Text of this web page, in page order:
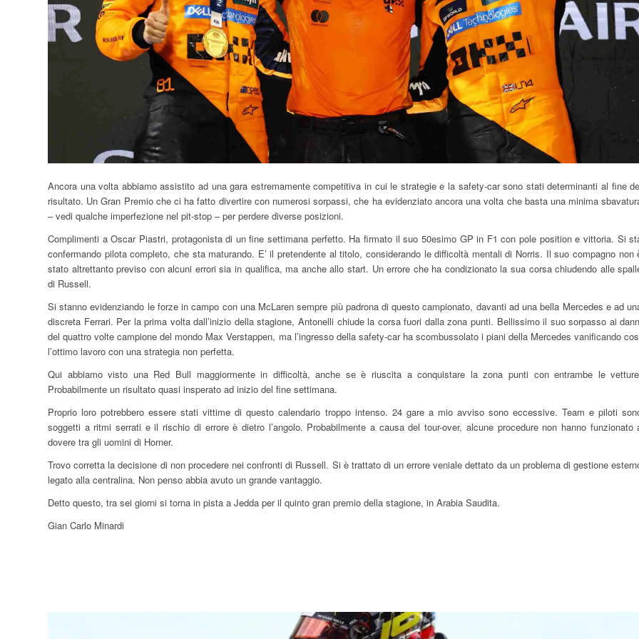
Ancora una volta abbiamo assistito ad una gara estremamente competitiva in cui le strategie e la safety-car sono stati determinanti al fine
risultato. Un Gran Premio che ci ha fatto divertire con numerosi sorpassi, che ha evidenziato ancora una volta che basta una minima
– vedi qualche imperfezione nel pit-stop – per perdere diverse posizioni.
Complimenti a Oscar Piastri, protagonista di un fine settimana perfetto. Ha firmato il suo 50esimo GP in F1 con pole position e vittoria. Si
confermando pilota completo, che sta maturando. E’ il pretendente al titolo, considerando le difficoltà mentali di Norris. Il suo compagno non
stato altrettanto previso con alcuni errori sia in qualifica, ma anche allo start. Un errore che ha condizionato la sua corsa chiudendo alle
di Russell.
Si stanno evidenziando le forze in campo con una McLaren sempre più padrona di questo campionato, davanti ad una bella Mercedes e ad
discreta Ferrari. Per la prima volta dall’inizio della stagione, Antonelli chiude la corsa fuori dalla zona punti. Bellissimo il suo sorpasso ai
del quattro volte campione del mondo Max Verstappen, ma l’ingresso della safety-car ha scombussolato i piani della Mercedes vanificando
l’ottimo lavoro con una strategia non perfetta.
Qui abbiamo visto una Red Bull maggiormente in difficoltà, anche se è riuscita a conquistare la zona punti con entrambe le
Probabilmente un risultato quasi insperato ad inizio del fine settimana.
Proprio loro potrebbero essere stati vittime di questo calendario troppo intenso. 24 gare a mio avviso sono eccessive. Team e piloti
soggetti a ritmi serrati e il rischio di errore è dietro l’angolo. Probabilmente a causa del tour-over, alcune procedure non hanno funzionato
dovere tra gli uomini di Horner.
Trovo corretta la decisione di non procedere nei confronti di Russell. Si è trattato di un errore veniale dettato da un problema di gestione
legato alla centralina. Non penso abbia avuto un grande vantaggio.
Detto questo, tra sei giorni si torna in pista a Jedda per il quinto gran premio della stagione, in Arabia Saudita.
Gian Carlo Minardi